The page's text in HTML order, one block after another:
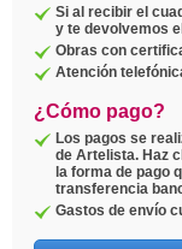
Si al recibir el
y te devolvemos
Obras con
Atención
¿Cómo pago?
Los pagos se
de Artelista. Haz
la forma de pago
transferencia
Gastos de envío